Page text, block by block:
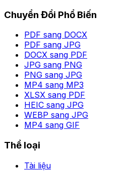
Chuyển Đổi Phổ Biến
PDF sang DOCX
PDF sang JPG
DOCX sang PDF
JPG sang PNG
PNG sang JPG
MP4 sang MP3
XLSX sang PDF
HEIC sang JPG
WEBP sang JPG
MP4 sang GIF
Thể loại
Tài liệu